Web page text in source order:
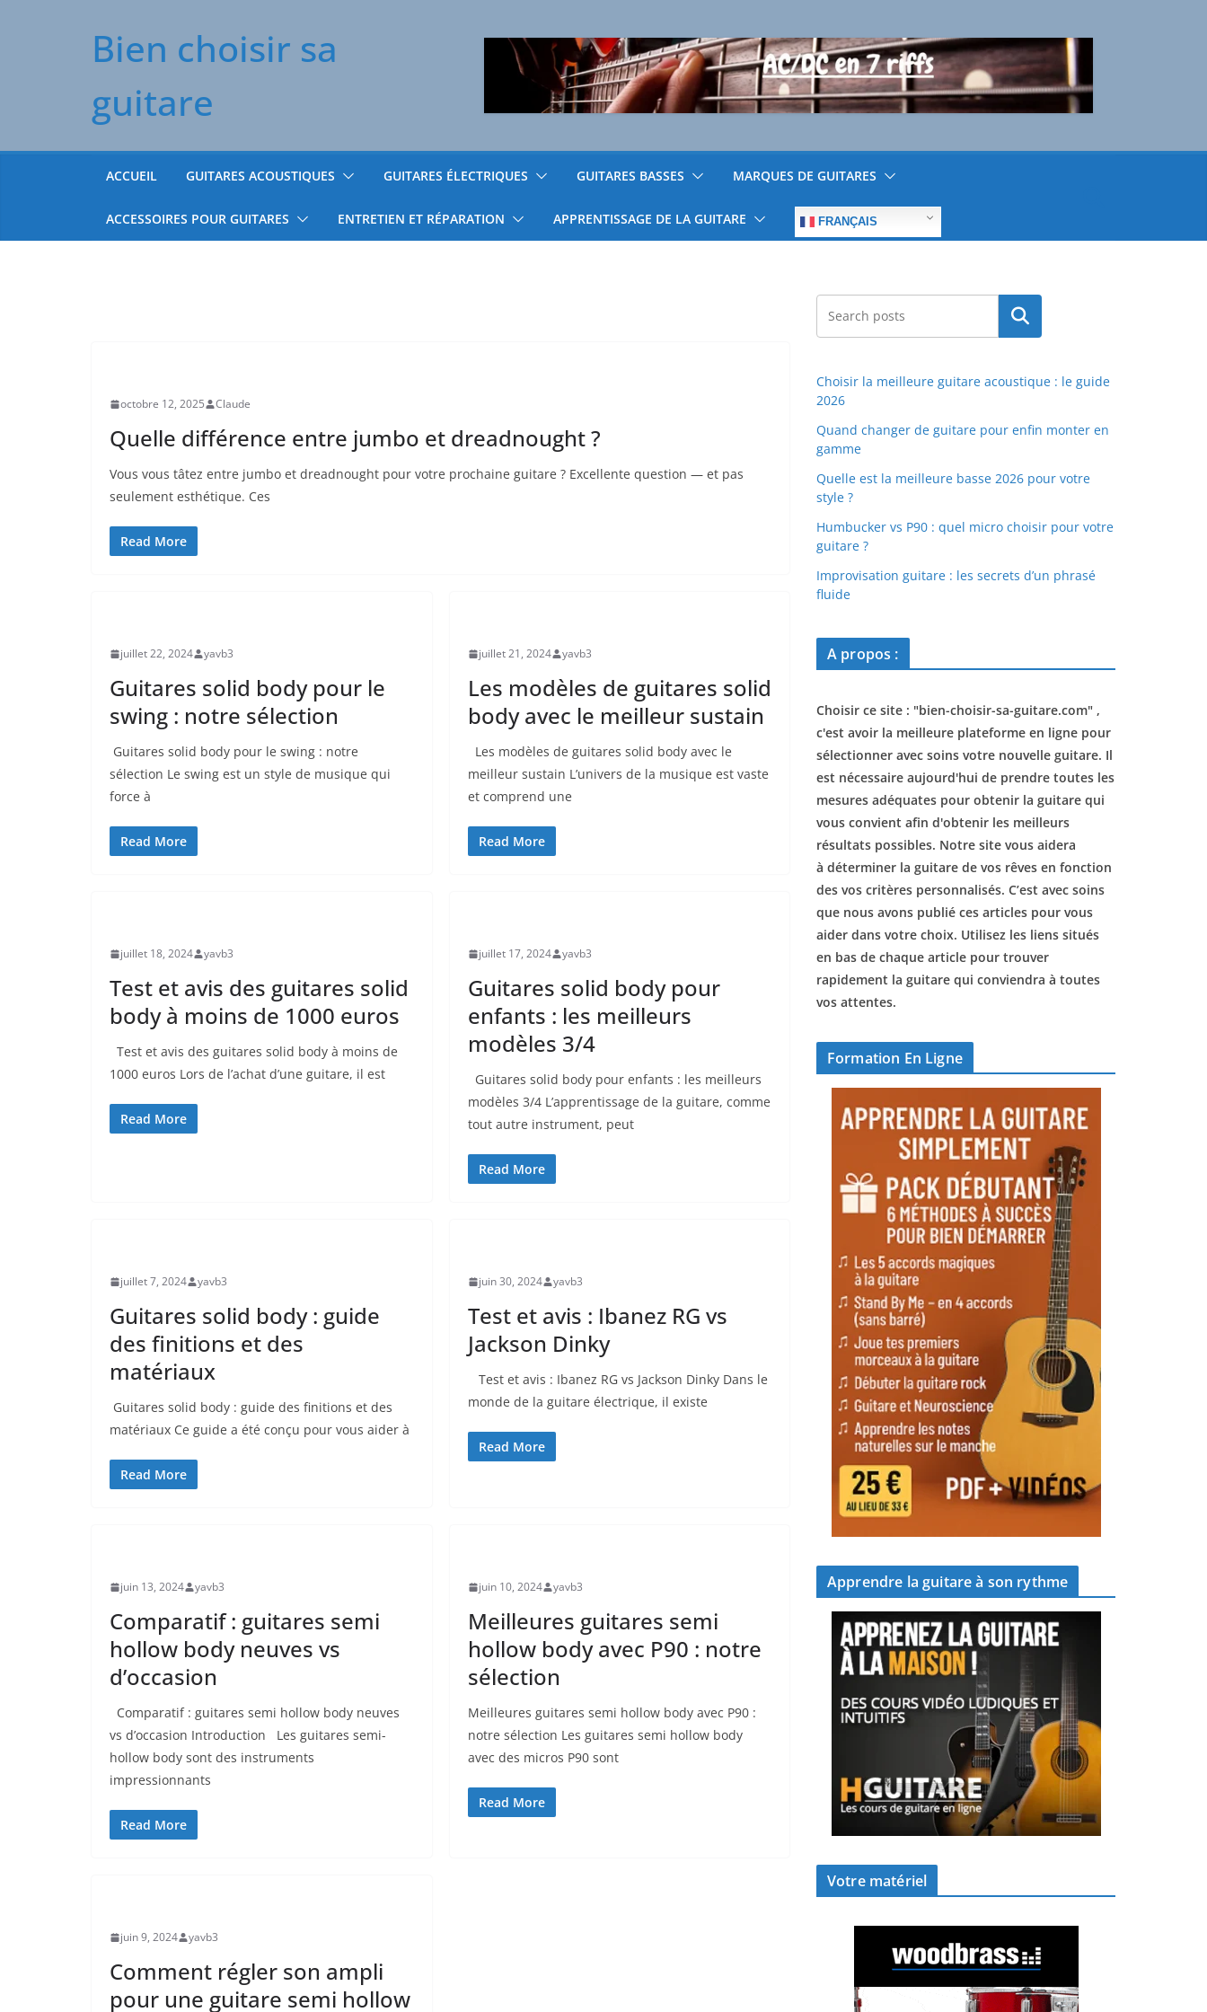
Bien choisir sa
guitare
ACCUEIL GUITARES ACOUSTIQUES GUITARES ÉLECTRIQUES GUITARES BASSES MARQUES DE GUITARES
ACCESSOIRES POUR GUITARES ENTRETIEN ET RÉPARATION APPRENTISSAGE DE LA GUITARE FRANÇAIS
octobre 12, 2025 Claude
Quelle différence entre jumbo et dreadnought ?
Vous vous tâtez entre jumbo et dreadnought pour votre prochaine guitare ? Excellente question — et pas
seulement esthétique. Ces
Read More
juillet 22, 2024 yavb3
Guitares solid body pour le
swing : notre sélection
​ Guitares solid body pour le swing : notre
sélection Le swing est un style de musique qui
force à
Read More
juillet 21, 2024 yavb3
Les modèles de guitares solid
body avec le meilleur sustain
Les modèles de guitares solid body avec ​le
⁣meilleur sustain L’univers ⁤de la musique est⁣ vaste
et comprend une
Read More
juillet 18, 2024 yavb3
Test et avis des guitares solid
body à moins de 1000 euros
Test ⁣et avis des guitares solid body à moins de
1000 euros Lors de l’achat d’une guitare, il est
Read More
juillet 17, 2024 yavb3
Guitares solid body pour
enfants : les meilleurs
modèles 3/4
Guitares​ solid ​body pour enfants : ⁢les meilleurs
modèles 3/4 L’apprentissage de la guitare, ‌comme
tout autre instrument, peut
Read More
juillet 7, 2024 yavb3
Guitares solid body : guide
des finitions et des
matériaux
⁣ Guitares solid body :⁤ guide⁣ des finitions et ‍des
matériaux Ce guide ​a été conçu pour vous aider à
Read More
juin 30, 2024 yavb3
Test et avis : Ibanez RG vs
Jackson Dinky
​ Test et avis : Ibanez‌ RG vs Jackson Dinky Dans​ le
monde de la ⁣guitare électrique, il existe
Read More
juin 13, 2024 yavb3
Comparatif : guitares semi
hollow body neuves vs
d’occasion
Comparatif : guitares ⁤semi hollow body ⁢neuves
vs d’occasion Introduction Les guitares semi-
hollow body sont des instruments
impressionnants
Read More
juin 10, 2024 yavb3
Meilleures guitares semi
hollow body avec P90 : notre
sélection
Meilleures guitares semi hollow body avec⁢ P90 :
notre sélection Les guitares semi hollow body
avec⁤ des‍ micros P90 sont
Read More
juin 9, 2024 yavb3
Comment régler son ampli
pour une guitare semi hollow
Rechercher
Choisir la meilleure guitare acoustique : le guide
2026
Quand changer de guitare pour enfin monter en
gamme
Quelle est la meilleure basse 2026 pour votre
style ?
Humbucker vs P90 : quel micro choisir pour votre
guitare ?
Improvisation guitare : les secrets d’un phrasé
fluide
A propos :
Choisir ce site : "bien-choisir-sa-guitare.com" ,
c'est avoir la meilleure plateforme en ligne pour
sélectionner avec soins votre nouvelle guitare. Il
est nécessaire aujourd'hui de prendre toutes les
mesures adéquates pour obtenir la guitare qui
vous convient afin d'obtenir les meilleurs
résultats possibles. Notre site vous aidera
à déterminer la guitare de vos rêves en fonction
des vos critères personnalisés. C’est avec soins
que nous avons publié ces articles pour vous
aider dans votre choix. Utilisez les liens situés
en bas de chaque article pour trouver
rapidement la guitare qui conviendra à toutes
vos attentes.
Formation En Ligne
Apprendre la guitare à son rythme
Votre matériel